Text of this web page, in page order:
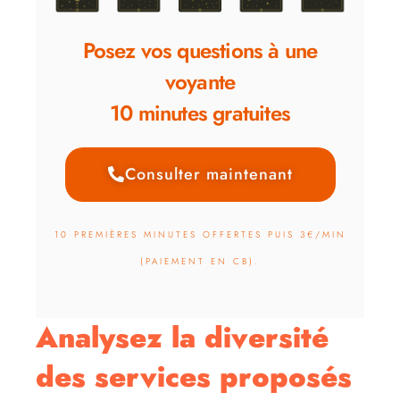
Posez vos questions à une
voyante
10 minutes gratuites
Consulter maintenant
10 PREMIÈRES MINUTES OFFERTES PUIS 3€/MIN
(PAIEMENT EN CB).
Analysez la diversité
des services proposés